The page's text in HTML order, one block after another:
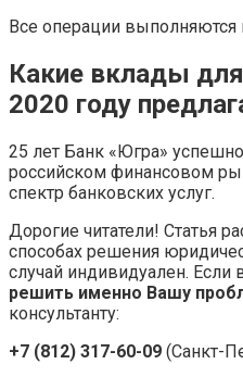
Все операции выполняются
Какие вклады
2020 году
25 лет Банк «Югра»
российском финансовом
спектр банковских услуг.
Дорогие читатели! Статья
способах решения
случай индивидуален. Если
решить именно Вашу
консультанту:
+7 (812) 317-60-09 (Санкт-